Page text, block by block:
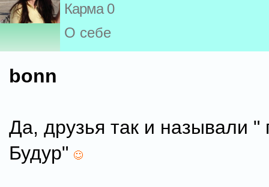
Карма 0
О себе
bonn
Да, друзья так и называли "
Будур"